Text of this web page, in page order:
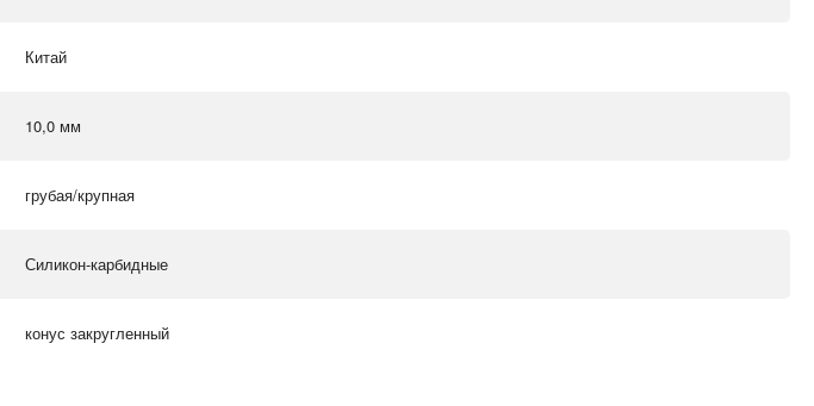
Китай
10,0 мм
грубая/крупная
Силикон-карбидные
конус закругленный